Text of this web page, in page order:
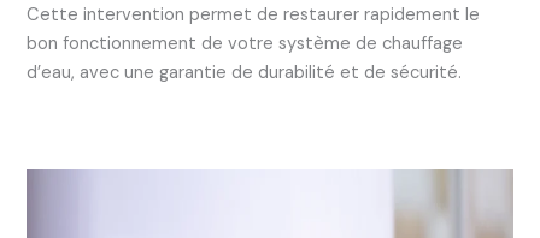
Cette intervention permet de restaurer rapidement le
bon fonctionnement de votre système de chauffage
d’eau, avec une garantie de durabilité et de sécurité.